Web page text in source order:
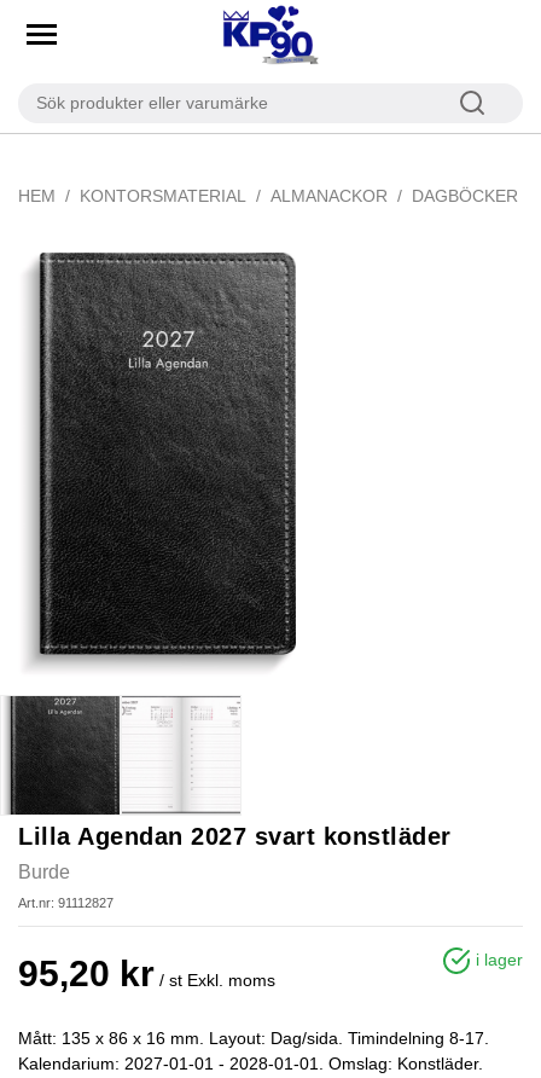
HEM KONTORSMATERIAL ALMANACKOR DAGBÖCKER
Lilla Agendan 2027 svart konstläder
Burde
Art.nr: 91112827
95,20 kr / st Exkl. moms
i lager
Mått: 135 x 86 x 16 mm. Layout: Dag/sida. Timindelning 8-17.
Kalendarium: 2027-01-01 - 2028-01-01. Omslag: Konstläder.